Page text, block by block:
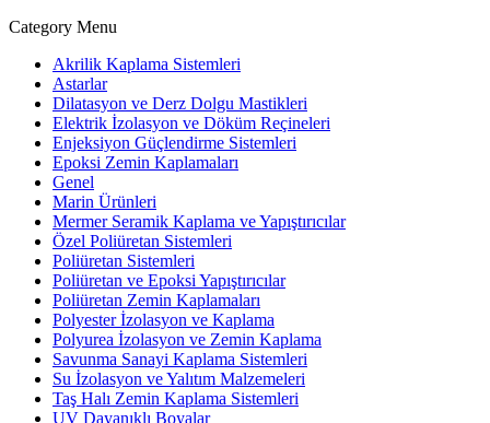
Category Menu
Akrilik Kaplama Sistemleri
Astarlar
Dilatasyon ve Derz Dolgu Mastikleri
Elektrik İzolasyon ve Döküm Reçineleri
Enjeksiyon Güçlendirme Sistemleri
Epoksi Zemin Kaplamaları
Genel
Marin Ürünleri
Mermer Seramik Kaplama ve Yapıştırıcılar
Özel Poliüretan Sistemleri
Poliüretan Sistemleri
Poliüretan ve Epoksi Yapıştırıcılar
Poliüretan Zemin Kaplamaları
Polyester İzolasyon ve Kaplama
Polyurea İzolasyon ve Zemin Kaplama
Savunma Sanayi Kaplama Sistemleri
Su İzolasyon ve Yalıtım Malzemeleri
Taş Halı Zemin Kaplama Sistemleri
UV Dayanıklı Boyalar